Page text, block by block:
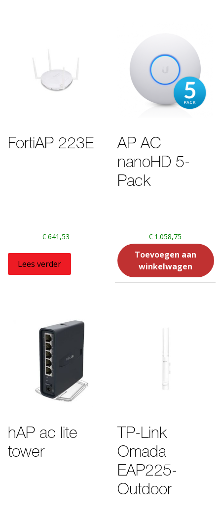
FortiAP 223E
€ 641,53
Lees verder
AP AC
nanoHD 5-
Pack
€ 1.058,75
Toevoegen aan
winkelwagen
hAP ac lite
tower
TP-Link
Omada
EAP225-
Outdoor